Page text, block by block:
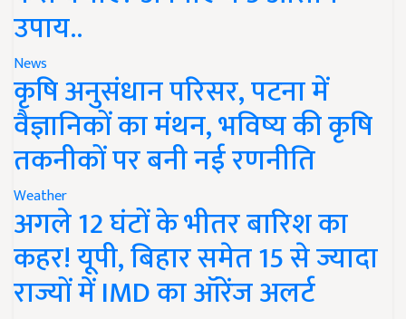
उपाय..
News
कृषि अनुसंधान परिसर, पटना में
वैज्ञानिकों का मंथन, भविष्य की कृषि
तकनीकों पर बनी नई रणनीति
Weather
अगले 12 घंटों के भीतर बारिश का
कहर! यूपी, बिहार समेत 15 से ज्यादा
राज्यों में IMD का ऑरेंज अलर्ट